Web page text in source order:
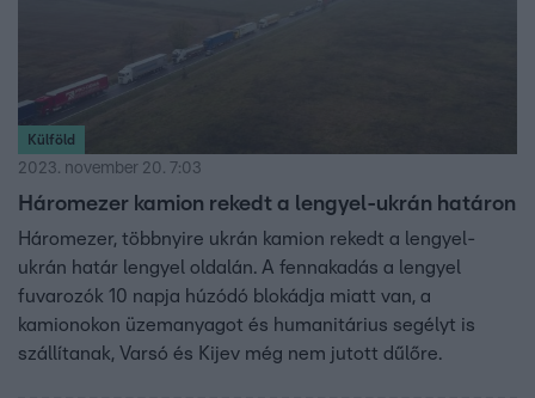
Külföld
2023. november 20. 7:03
Háromezer kamion rekedt a lengyel-ukrán határon
Háromezer, többnyire ukrán kamion rekedt a lengyel-
ukrán határ lengyel oldalán. A fennakadás a lengyel
fuvarozók 10 napja húzódó blokádja miatt van, a
kamionokon üzemanyagot és humanitárius segélyt is
szállítanak, Varsó és Kijev még nem jutott dűlőre.